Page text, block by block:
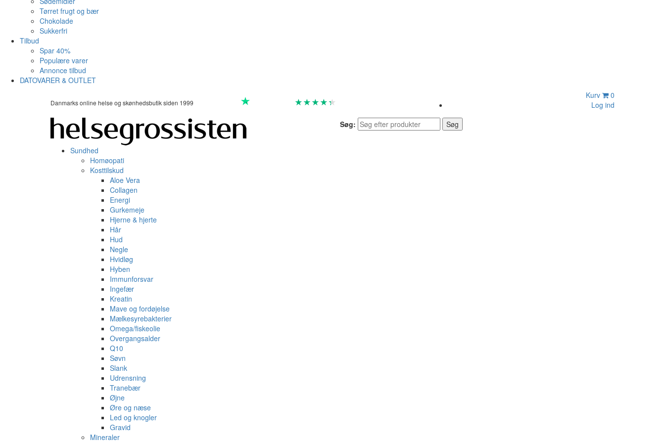
Tørret frugt og bær
Chokolade
Sukkerfri
Tilbud
Spar 40%
Populære varer
Annonce tilbud
DATOVARER & OUTLET
Danmarks online helse og skønhedsbutik siden 1999 ★ ★ ★ ★★
Kurv
0
Log ind
Søg:
Søg
Sundhed
Homøopati
Kosttilskud
Aloe Vera
Collagen
Energi
Gurkemeje
Hjerne & hjerte
Hår
Hud
Negle
Hvidløg
Hyben
Immunforsvar
Ingefær
Kreatin
Mave og fordøjelse
Mælkesyrebakterier
Omega/fiskeolie
Overgangsalder
Q10
Søvn
Slank
Udrensning
Tranebær
Øjne
Øre og næse
Led og knogler
Gravid
Mineraler